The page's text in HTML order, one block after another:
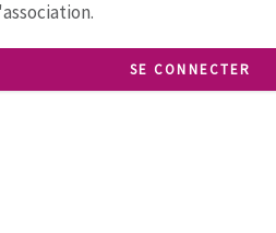
SE CONNECTER